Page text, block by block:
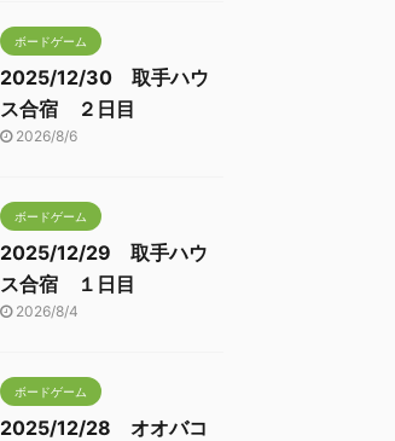
ボードゲーム
2025/12/30 取手ハウ
ス合宿 ２日目
2026/8/6
ボードゲーム
2025/12/29 取手ハウ
ス合宿 １日目
2026/8/4
ボードゲーム
2025/12/28 オオバコ